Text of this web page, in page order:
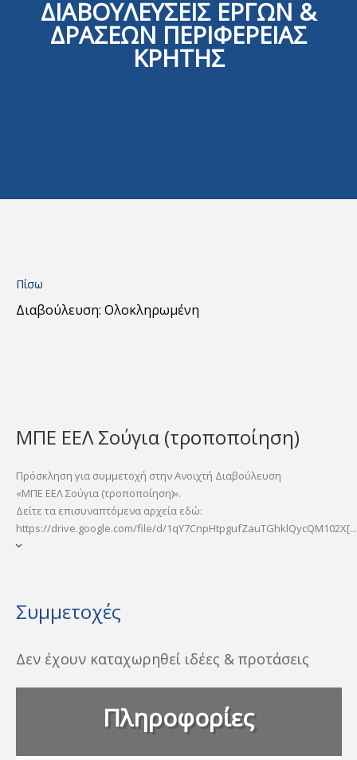
ΔΙΑΒΟΥΛΕΥΣΕΙΣ ΕΡΓΩΝ &
ΔΡΑΣΕΩΝ ΠΕΡΙΦΕΡΕΙΑΣ
ΚΡΗΤΗΣ
Πίσω
Διαβούλευση: Ολοκληρωμένη
ΜΠΕ ΕΕΛ Σούγια (τροποποίηση)
Πρόσκληση για συμμετοχή στην Ανοιχτή Διαβούλευση
«ΜΠΕ ΕΕΛ Σούγια (τροποποίηση)».
Δείτε τα επισυναπτόμενα αρχεία εδώ:
https://drive.google.com/file/d/
Συμμετοχές
Δεν έχουν καταχωρηθεί ιδέες & προτάσεις
Πληροφορίες